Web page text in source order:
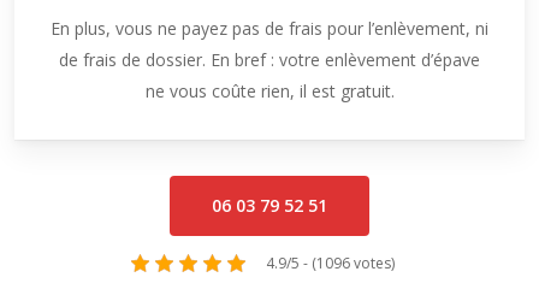
En plus, vous ne payez pas de frais pour l’enlèvement, ni
de frais de dossier. En bref : votre enlèvement d’épave
ne vous coûte rien, il est gratuit.
06 03 79 52 51
4.9/5 - (1096 votes)